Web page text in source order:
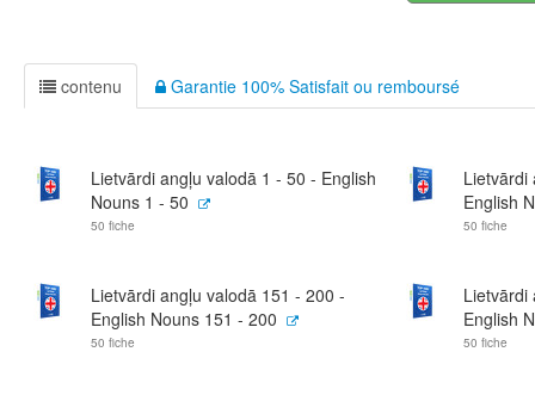
contenu Garantie 100% Satisfait ou remboursé
Lietvārdi angļu valodā 1 - 50 - English
Nouns 1 - 50
50 fiche
Lietvārdi
English
50 fiche
Lietvārdi angļu valodā 151 - 200 -
English Nouns 151 - 200
50 fiche
Lietvārdi
English
50 fiche